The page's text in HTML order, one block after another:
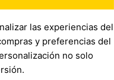
las experiencias del
y preferencias del
no solo